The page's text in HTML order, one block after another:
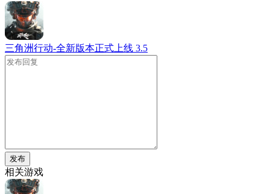
三角洲行动-全新版本正式上线 3.5
发布
相关游戏